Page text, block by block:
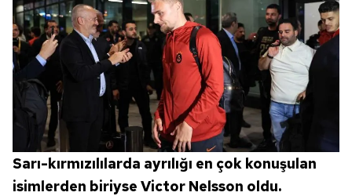
Sarı-kırmızılılarda ayrılığı en çok konuşulan
isimlerden biriyse Victor Nelsson oldu.